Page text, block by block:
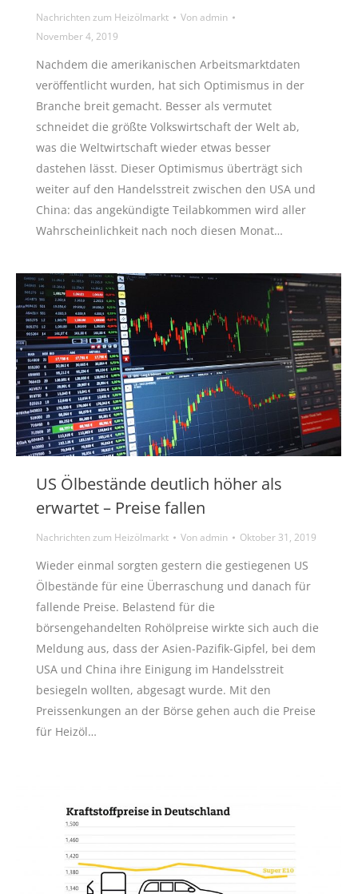
Nachrichten zum Heizölmarkt Vonadmin
November 4, 2019
Nachdem die amerikanischen Arbeitsmarktdaten
veröffentlicht wurden, hat sich Optimismus in der
Branche breit gemacht. Besser als vermutet
schneidet die größte Volkswirtschaft der Welt ab,
was die Weltwirtschaft wieder etwas besser
dastehen lässt. Dieser Optimismus überträgt sich
weiter auf den Handelsstreit zwischen den USA und
China: das angekündigte Teilabkommen wird aller
Wahrscheinlichkeit nach noch diesen Monat…
US Ölbestände deutlich höher als
erwartet – Preise fallen
Nachrichten zum Heizölmarkt Vonadmin Oktober 31, 2019
Wieder einmal sorgten gestern die gestiegenen US
Ölbestände für eine Überraschung und danach für
fallende Preise. Belastend für die
börsengehandelten Rohölpreise wirkte sich auch die
Meldung aus, dass der Asien-Pazifik-Gipfel, bei dem
USA und China ihre Einigung im Handelsstreit
besiegeln wollten, abgesagt wurde. Mit den
Preissenkungen an der Börse gehen auch die Preise
für Heizöl…